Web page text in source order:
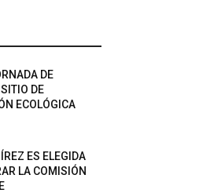
DE
DE
ECOLÓGICA
ES ELEGIDA
LA COMISIÓN